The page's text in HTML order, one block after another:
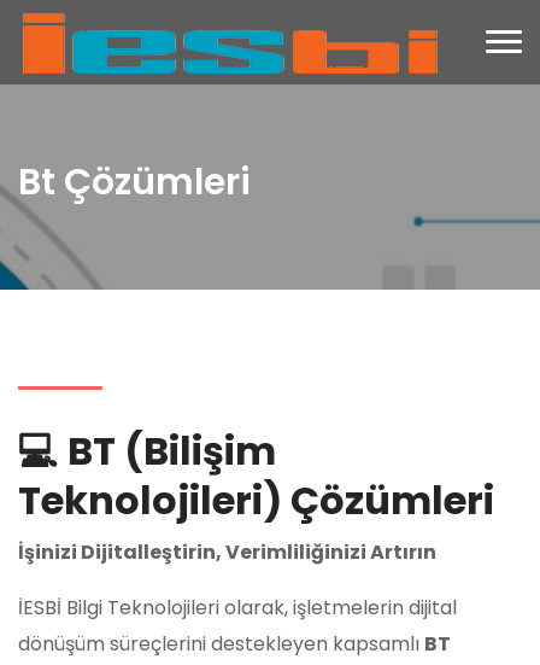
Bt Çözümleri
💻 BT (Bilişim
Teknolojileri) Çözümleri
İşinizi Dijitalleştirin, Verimliliğinizi Artırın
İESBİ Bilgi Teknolojileri olarak, işletmelerin dijital
dönüşüm süreçlerini destekleyen kapsamlı BT